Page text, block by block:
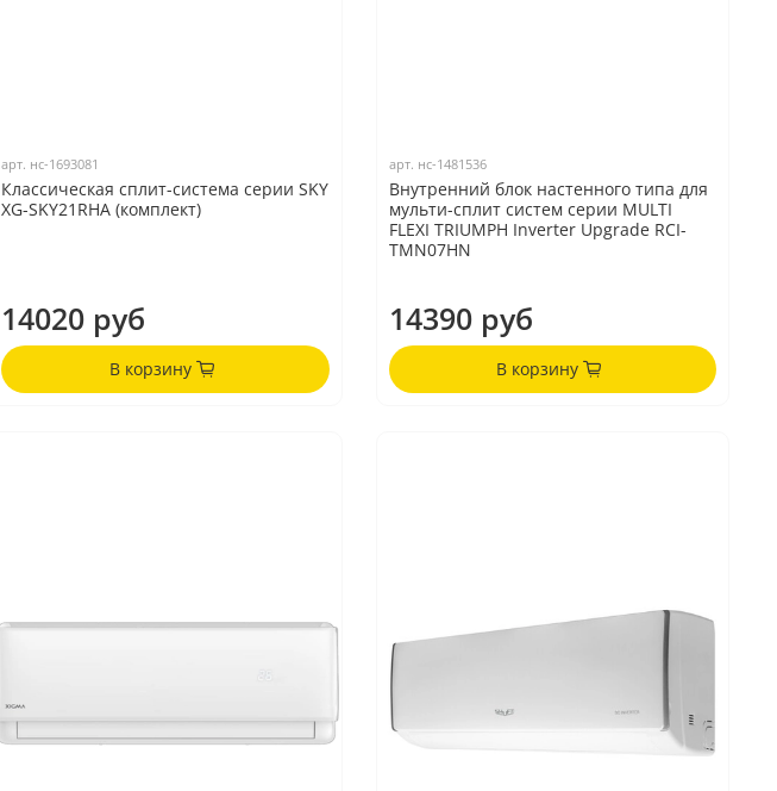
арт. нс-1693081
Классическая сплит-система серии SKY
XG-SKY21RHA (комплект)
14020 руб
В корзину
арт. нс-1481536
Внутренний блок настенного типа для
мульти-сплит систем серии MULTI
FLEXI TRIUMPH Inverter Upgrade RCI-
TMN07HN
14390 руб
В корзину